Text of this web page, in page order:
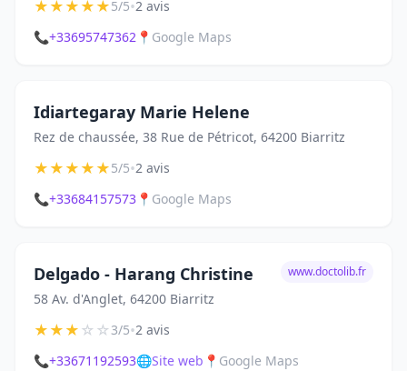
★★★★★5/5•2 avis
📞+33695747362 📍 Google Maps
Idiartegaray Marie Helene
Rez de chaussée, 38 Rue de Pétricot, 64200 Biarritz
★★★★★5/5•2 avis
📞+33684157573 📍 Google Maps
Delgado - Harang Christine
58 Av. d'Anglet, 64200 Biarritz
www.doctolib.fr
★★★☆☆3/5•2 avis
📞+33671192593🌐Site web 📍 Google Maps